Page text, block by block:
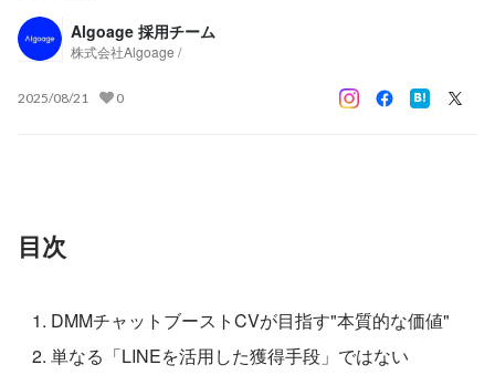
Algoage 採用チーム
株式会社Algoage /
2025/08/21 0
目次
DMMチャットブーストCVが目指す"本質的な価値"
単なる「LINEを活用した獲得手段」ではない